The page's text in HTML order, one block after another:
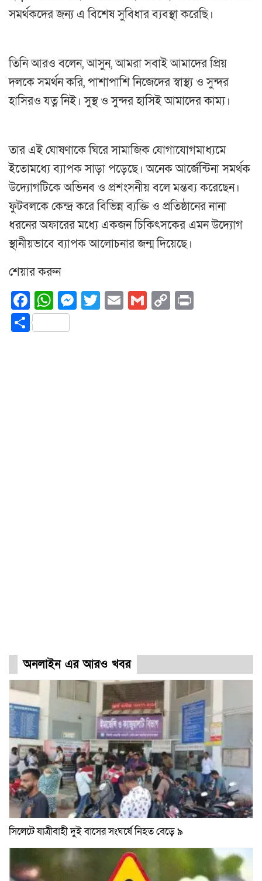
সমর্থকদের জন্য এ বিশেষ সুবিধার ব্যবস্থা করেছি।
তিনি আরও বলেন, আসুন, আমরা সবাই আমাদের প্রিয়
দলকে সমর্থন করি, পাশাপাশি নিজেদের স্বাস্থ্য ও সুন্দর
হাসিরও যত্ন নিই। সুস্থ ও সুন্দর হাসিই আমাদের কাম্য।
তার এই ঘোষণাকে ঘিরে সামাজিক যোগাযোগমাধ্যমে
ইতোমধ্যে ব্যাপক সাড়া পড়েছে। অনেক আর্জেন্টিনা সমর্থক
উদ্যোগটিকে অভিনব ও প্রশংসনীয় বলে মন্তব্য করেছেন।
ফুটবলকে কেন্দ্র করে বিভিন্ন ব্যক্তি ও প্রতিষ্ঠানের নানা
ধরনের অফারের মধ্যে একজন চিকিৎসকের এমন উদ্যোগ
স্থানীয়ভাবে ব্যাপক আলোচনার জন্ম দিয়েছে।
শেয়ার করুন
Facebook
WhatsApp
Messenger
Twitter
EmailGmail
Copy
Share
অনলাইন এর আরও খবর
সিলেটে যাত্রীবাহী দুই বাসের সংঘর্ষে নিহত বেড়ে ৯